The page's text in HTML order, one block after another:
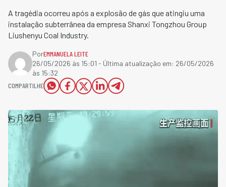
A tragédia ocorreu após a explosão de gás que atingiu uma
instalação subterrânea da empresa Shanxi Tongzhou Group
Liushenyu Coal Industry.
PorEMMANUELA LEITE
26/05/2026 às 15:01 - Última atualização em: 26/05/2026
às 15:32
COMPARTILHE